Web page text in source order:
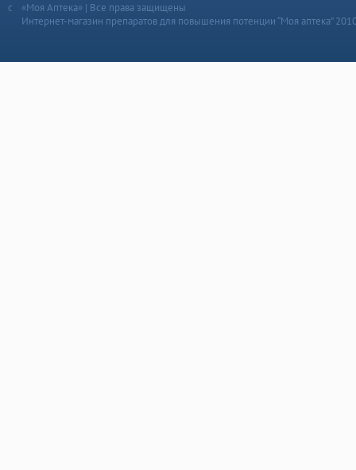
«Моя Аптека» | Все права защищены
Интернет-магазин препаратов для повышения потенции “Моя аптека”